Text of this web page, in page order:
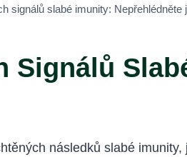
signálů slabé imunity: Nepřehlédněte
Signálů
následků slabé